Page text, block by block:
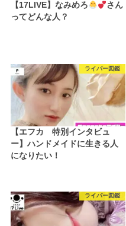
【17LIVE】なみめろ
さん
ってどんな人？
ライバー図鑑
【エフカ 特別インタビュ
ー】ハンドメイドに生きる人
になりたい！
ライバー図鑑